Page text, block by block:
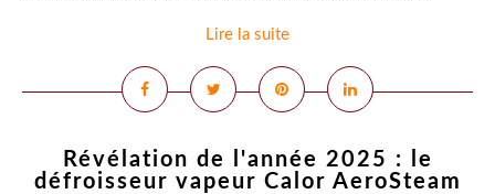
Lire la suite
Révélation de l'année 2025 : le
défroisseur vapeur Calor AeroSteam